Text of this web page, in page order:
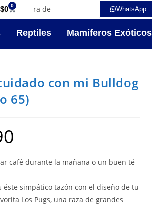
$0 0 WhatsApp
Reptiles Mamíferos Exóticos
con mi Bulldog
65)
café durante la mañana o un buen té
éste simpático tazón con el diseño de tu
Los Pugs, una raza de grandes